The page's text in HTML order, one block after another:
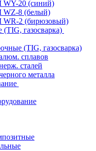
20 (синий)
8 (белый)
2 (бирюзовый)
газосварка)
(TIG, газосварка)
сплавов
сталей
металла